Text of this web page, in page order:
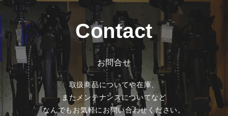
Contact
お問合せ
取扱商品についてや在庫、
またメンテナンスについてなど
なんでもお気軽にお問い合わせください。